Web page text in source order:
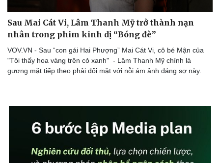
Sau Mai Cát Vi, Lâm Thanh Mỹ trở thành nạn
nhân trong phim kinh dị “Bóng đè”
VOV.VN - Sau “con gái Hai Phượng” Mai Cát Vi, cô bé Mận của
"Tôi thấy hoa vàng trên cỏ xanh" - Lâm Thanh Mỹ chính là
gương mặt tiếp theo phải đối mặt với nỗi ám ảnh đáng sợ này.